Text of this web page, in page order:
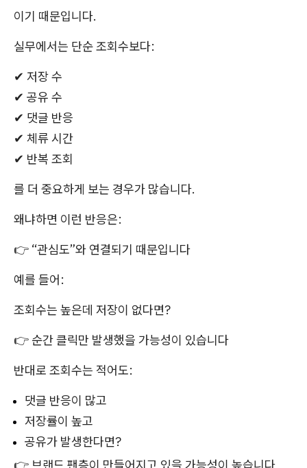
이기 때문입니다.
실무에서는 단순 조회수보다:
✔ 저장 수
✔ 공유 수
✔ 댓글 반응
✔ 체류 시간
✔ 반복 조회
를 더 중요하게 보는 경우가 많습니다.
왜냐하면 이런 반응은:
👉 “관심도”와 연결되기 때문입니다
예를 들어:
조회수는 높은데 저장이 없다면?
👉 순간 클릭만 발생했을 가능성이 있습니다
반대로 조회수는 적어도:
댓글 반응이 많고
저장률이 높고
공유가 발생한다면?
👉 브랜드 팬층이 만들어지고 있을 가능성이 높습니다